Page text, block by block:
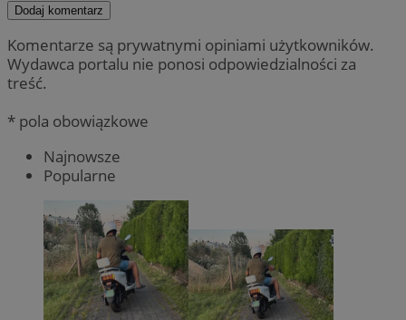
Dodaj komentarz
Komentarze są prywatnymi opiniami użytkowników.
Wydawca portalu nie ponosi odpowiedzialności za
treść.
* pola obowiązkowe
Najnowsze
Popularne